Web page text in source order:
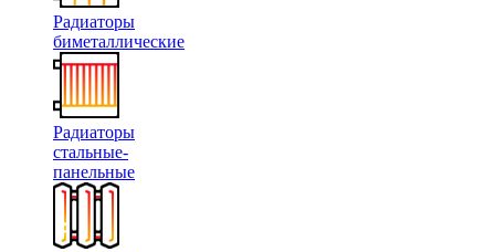
Радиаторы
биметаллические
Радиаторы
стальные-
панельные